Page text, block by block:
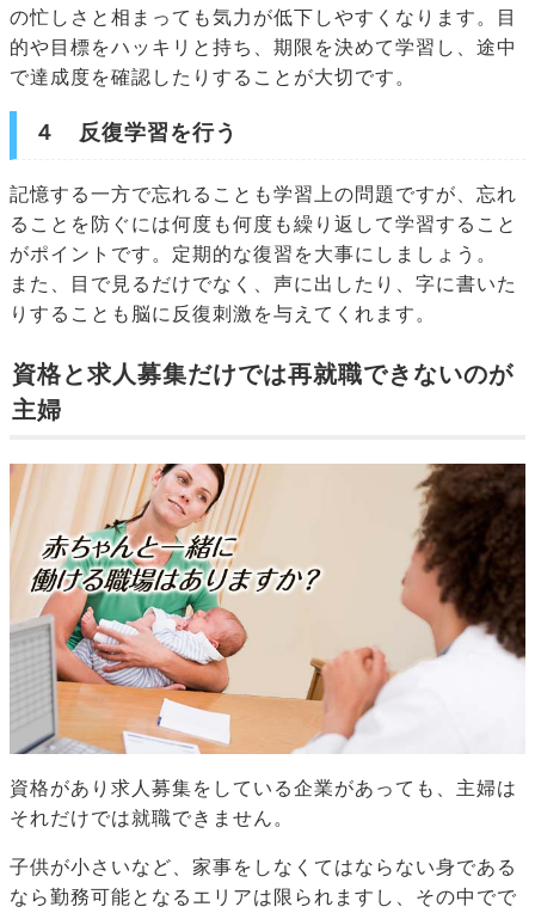
の忙しさと相まっても気力が低下しやすくなります。目
的や目標をハッキリと持ち、期限を決めて学習し、途中
で達成度を確認したりすることが大切です。
４ 反復学習を行う
記憶する一方で忘れることも学習上の問題ですが、忘れ
ることを防ぐには何度も何度も繰り返して学習すること
がポイントです。定期的な復習を大事にしましょう。
また、目で見るだけでなく、声に出したり、字に書いた
りすることも脳に反復刺激を与えてくれます。
資格と求人募集だけでは再就職できないのが
主婦
資格があり求人募集をしている企業があっても、主婦は
それだけでは就職できません。
子供が小さいなど、家事をしなくてはならない身である
なら勤務可能となるエリアは限られますし、その中でで